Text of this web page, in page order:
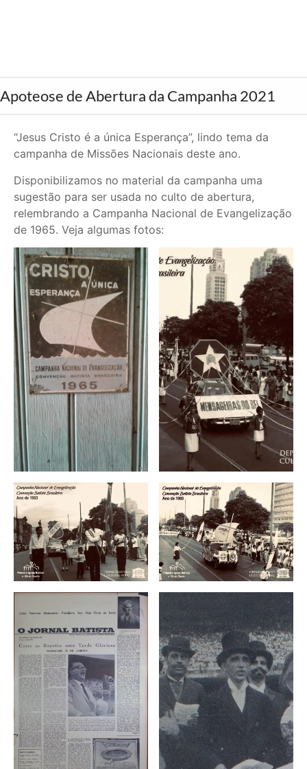
Apoteose de Abertura da Campanha 2021
“Jesus Cristo é a única Esperança”, lindo tema da
campanha de Missões Nacionais deste ano.
Disponibilizamos no material da campanha uma
sugestão para ser usada no culto de abertura,
relembrando a Campanha Nacional de Evangelização
de 1965. Veja algumas fotos: